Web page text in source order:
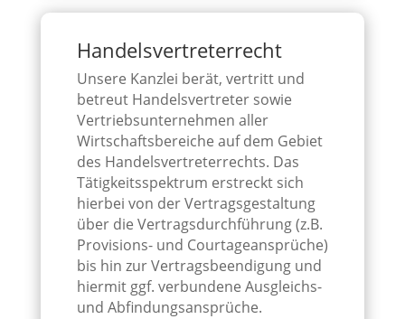
Handelsvertreterrecht
Unsere Kanzlei berät, vertritt und
betreut Handelsvertreter sowie
Vertriebsunternehmen aller
Wirtschaftsbereiche auf dem Gebiet
des Handelsvertreterrechts. Das
Tätigkeitsspektrum erstreckt sich
hierbei von der Vertragsgestaltung
über die Vertragsdurchführung (z.B.
Provisions- und Courtageansprüche)
bis hin zur Vertragsbeendigung und
hiermit ggf. verbundene Ausgleichs-
und Abfindungsansprüche.